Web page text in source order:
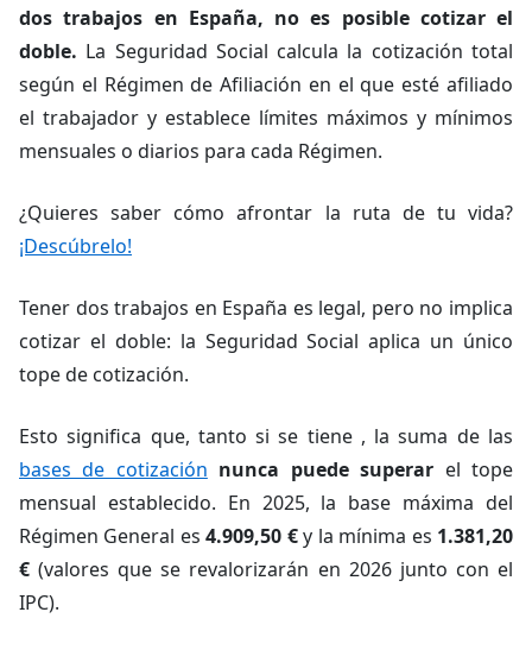
dos trabajos en España, no es posible cotizar el
doble. La Seguridad Social calcula la cotización total
según el Régimen de Afiliación en el que esté afiliado
el trabajador y establece límites máximos y mínimos
mensuales o diarios para cada Régimen.
¿Quieres saber cómo afrontar la ruta de tu vida?
¡Descúbrelo!
Tener dos trabajos en España es legal, pero no implica
cotizar el doble: la Seguridad Social aplica un único
tope de cotización.
Esto significa que, tanto si se tiene , la suma de las
bases de cotización nunca puede superar el tope
mensual establecido. En 2025, la base máxima del
Régimen General es4.909,50 €y la mínima es 1.381,20
€ (valores que se revalorizarán en 2026 junto con el
IPC).